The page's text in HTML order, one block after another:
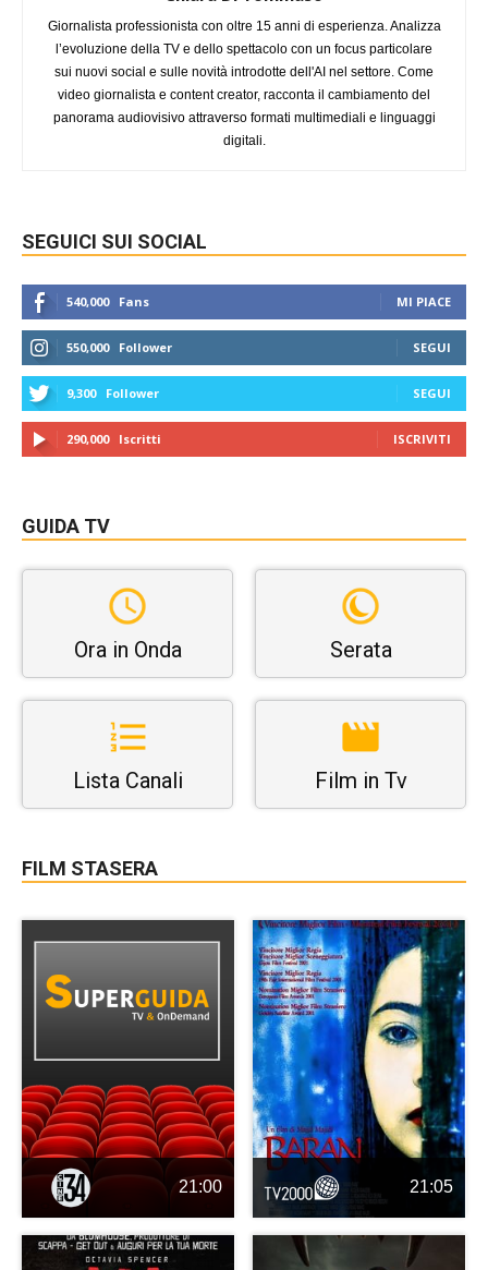
Giornalista professionista con oltre 15 anni di esperienza. Analizza
l’evoluzione della TV e dello spettacolo con un focus particolare
sui nuovi social e sulle novità introdotte dell'AI nel settore. Come
video giornalista e content creator, racconta il cambiamento del
panorama audiovisivo attraverso formati multimediali e linguaggi
digitali.
SEGUICI SUI SOCIAL
540,000 Fans MI PIACE
550,000 Follower SEGUI
9,300 Follower SEGUI
290,000 Iscritti ISCRIVITI
GUIDA TV
Ora in Onda Serata
Lista Canali Film in Tv
FILM STASERA
21:00 21:05